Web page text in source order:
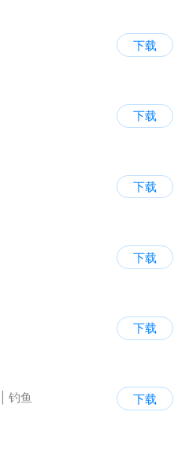
下载
下载
下载
下载
下载
钓鱼
下载